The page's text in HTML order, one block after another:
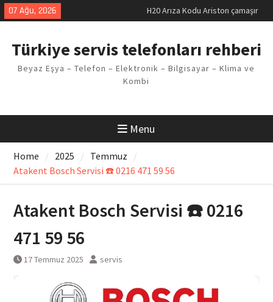
Skip
to
07 Ağu, 2026
LG kombi E2 Arızası Çözümü
Arçelik buzdolabı F5 Hatası
Vaillant çamaşır makinesi E03
Arıza Kodu
Ferroli klima E3 Arızası Çözümü
Türkiye servis telefonları rehberi
Beyaz Eşya – Telefon – Elektronik – Bilgisayar – Klima ve
Kombi
Menu
Home 2025
Temmuz
Atakent Bosch Servisi ☎️ 0216 471 59 56
Atakent Bosch Servisi ☎️ 0216
471 59 56
17 Temmuz 2025 servis